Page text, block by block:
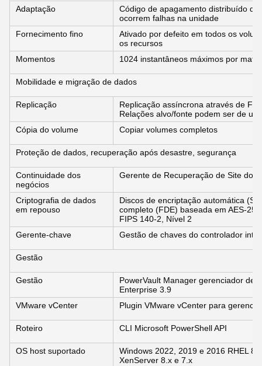
Adaptação
Código de apagamento distribuído
ocorrem falhas na unidade
Fornecimento fino
Ativado por defeito em todos os
os recursos
Momentos
1024 instantâneos máximos por
Mobilidade e migração de dados
Replicação
Replicação assíncrona através de
Relações alvo/fonte podem ser de
Cópia do volume
Copiar volumes completos
Proteção de dados, recuperação após desastre, segurança
Continuidade dos
negócios
Gerente de Recuperação de Site do
Criptografia de dados
em repouso
Discos de encriptação automática
completo (FDE) baseada em AES-
FIPS 140-2, Nível 2
Gerente-chave
Gestão de chaves do controlador
Gestão
Gestão
PowerVault Manager gerenciador de
Enterprise 3.9
VMware vCenter
Plugin VMware vCenter para
Roteiro CLI Microsoft PowerShell API
OS host suportado
Windows 2022, 2019 e 2016 RHEL
XenServer 8.x e 7.x